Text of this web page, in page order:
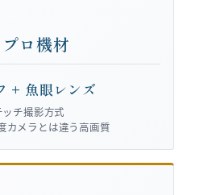
プロ機材
+ 魚眼レンズ
ッチ撮影方式
カメラとは違う高画質